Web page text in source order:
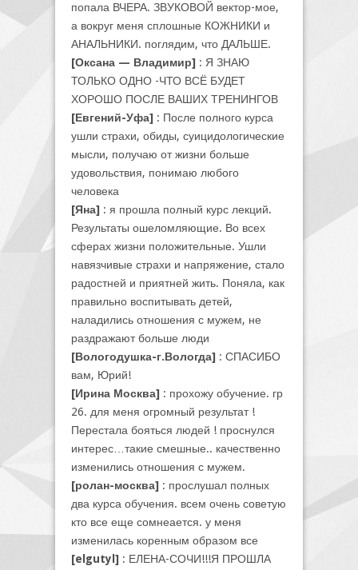
попала ВЧЕРА. ЗВУКОВОЙ вектор-мое,
а вокруг меня сплошные КОЖНИКИ и
АНАЛЬНИКИ. поглядим, что ДАЛЬШЕ.
[Оксана — Владимир] : Я ЗНАЮ
ТОЛЬКО ОДНО -ЧТО ВСЁ БУДЕТ
ХОРОШО ПОСЛЕ ВАШИХ ТРЕНИНГОВ
[Евгений-Уфа] : После полного курса
ушли страхи, обиды, суицидологические
мысли, получаю от жизни больше
удовольствия, понимаю любого
человека
[Яна] : я прошла полный курс лекций.
Результаты ошеломляющие. Во всех
сферах жизни положительные. Ушли
навязчивые страхи и напряжение, стало
радостней и приятней жить. Поняла, как
правильно воспитывать детей,
наладились отношения с мужем, не
раздражают больше люди
[Вологодушка-г.Вологда] : СПАСИБО
вам, Юрий!
[Ирина Москва] : прохожу обучение. гр
26. для меня огромный результат !
Перестала бояться людей ! проснулся
интерес…такие смешные.. качественно
изменились отношения с мужем.
[ролан-москва] : прослушал полных
два курса обучения. всем очень советую
кто все еще сомнеается. у меня
изменилась коренным образом все
[elgutyl] : ЕЛЕНА-СОЧИ!!!Я ПРОШЛА